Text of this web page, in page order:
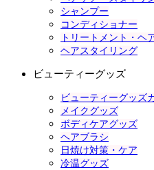
シャンプー
コンディショナー
トリートメント・ヘ
ヘアスタイリング
ビューティーグッズ
ビューティーグッズ
メイクグッズ
ボディケアグッズ
ヘアブラシ
日焼け対策・ケア
冷温グッズ